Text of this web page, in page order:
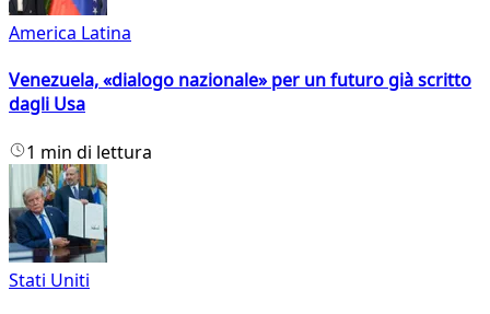
America Latina
Venezuela, «dialogo nazionale» per un futuro già scritto
dagli Usa
1 min di lettura
Stati Uniti